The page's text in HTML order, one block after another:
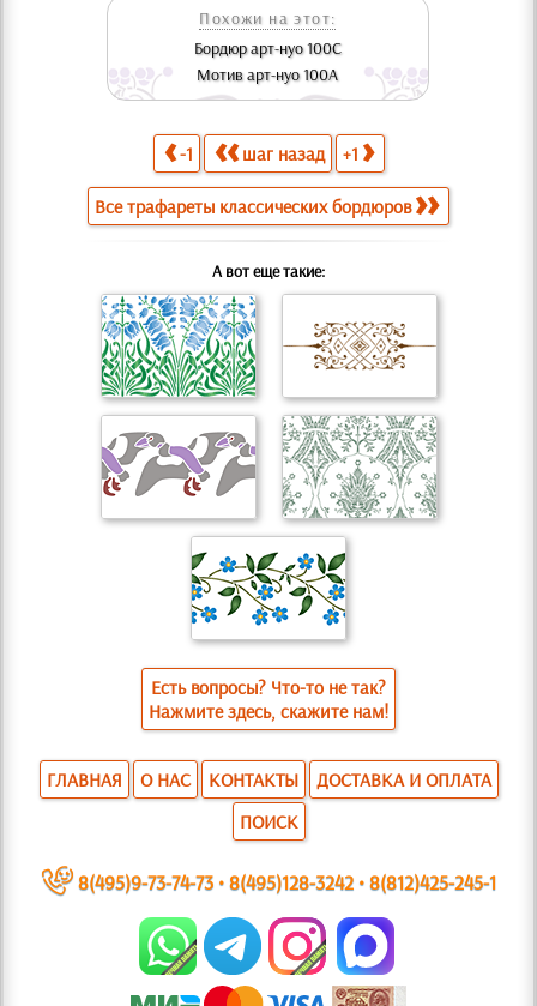
Похожи на этот:
Бордюр арт-нуо 100C
Мотив арт-нуо 100A
-1 шаг назад +1
Все трафареты классических бордюров
А вот еще такие:
Есть вопросы? Что-то не так?
Нажмите здесь, скажите нам!
ГЛАВНАЯ О НАС КОНТАКТЫ
ДОСТАВКА И ОПЛАТА
ПОИСК
~ 8(495)9-73-74-73•8(495)128-3242•8(812)425-245-1